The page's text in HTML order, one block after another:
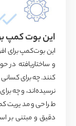
کمپ برای چه
برای افرادی
برای کسانی که تجربه
و چه برای متخصصانی
و مدیریت کمپین‌های
مبتنی بر